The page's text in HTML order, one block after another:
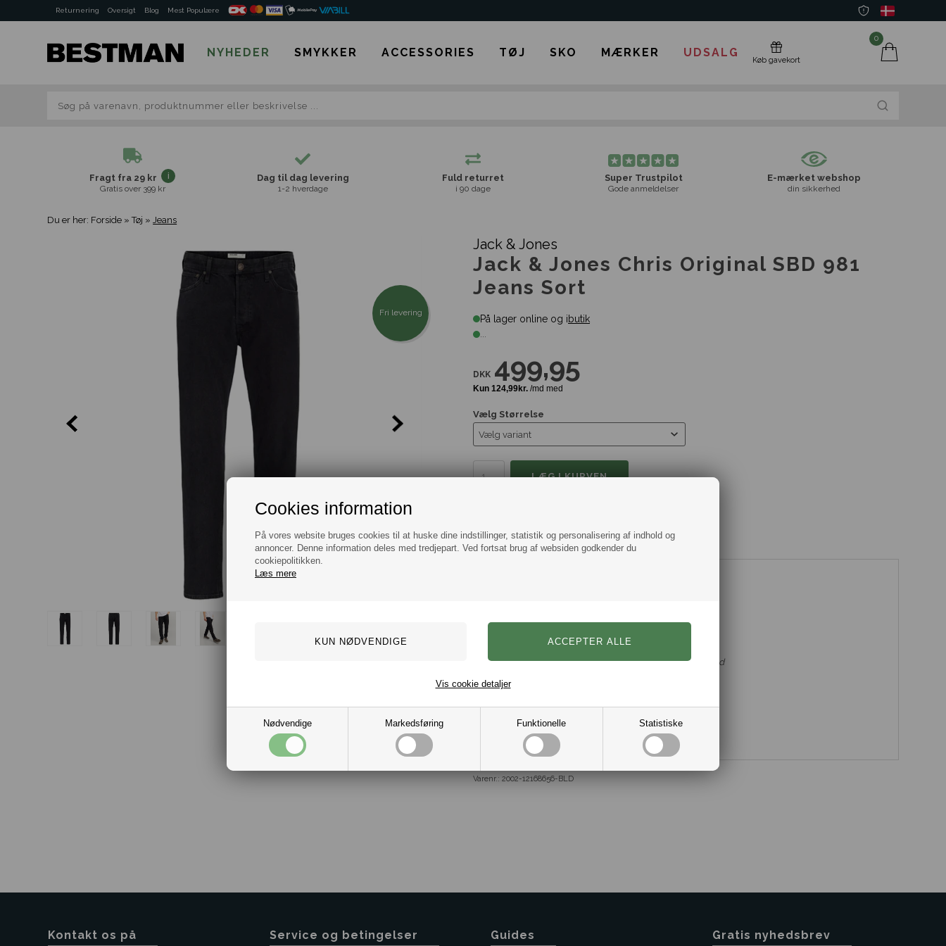
Cookies information
På vores website bruges cookies til at huske dine indstillinger, statistik og personalisering af indhold og
annoncer. Denne information deles med tredjepart. Ved fortsat brug af websiden godkender du
cookiepolitikken.
Læs mere
Nødvendige Markedsføring Funktionelle Statistiske
Vis cookie detaljer
Returnering Oversigt Blog Mest Populære
NYHEDER SMYKKER ACCESSORIES TØJ SKO MÆRKER UDSALG
0
Køb gavekort
Fragt fra 29 kr
Gratis over 399 kr
Dag til dag levering
1-2 hverdage
Fuld returret
i 90 dage
Super Trustpilot
Gode anmeldelser
E-mærket webshop
din sikkerhed
Du er her: Forside »Tøj »Jeans
Fri levering
Jack & Jones
Jack & Jones Chris Original SBD 981
Jeans Sort
På lager online og ibutik
...
DKK 499,95
Vælg Størrelse
Information Spørg
Pasform: Relaxed Fit
Størrelse: Flere varianter fra str. 28" til 36"
Materiale: 90% Bomuld og 10% Recycled Bomuld
Varenr.: 2002-12168656-BLD
Kontakt os på Service og betingelser Guides Gratis nyhedsbrev